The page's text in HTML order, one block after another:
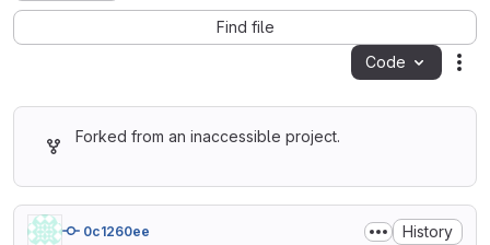
Find file
Code
Forked from an inaccessible project.
0c1260ee History